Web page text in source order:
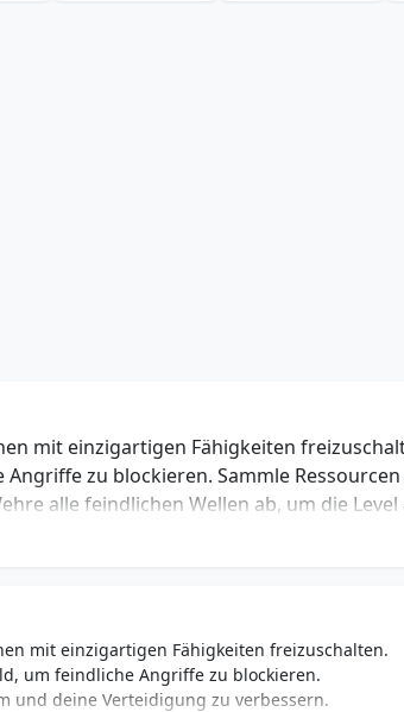
mit einzigartigen Fähigkeiten
zu blockieren. Sammle
alle feindlichen Wellen ab, um die
mit einzigartigen Fähigkeiten freizuschalten.
um feindliche Angriffe zu blockieren.
und deine Verteidigung zu verbessern.